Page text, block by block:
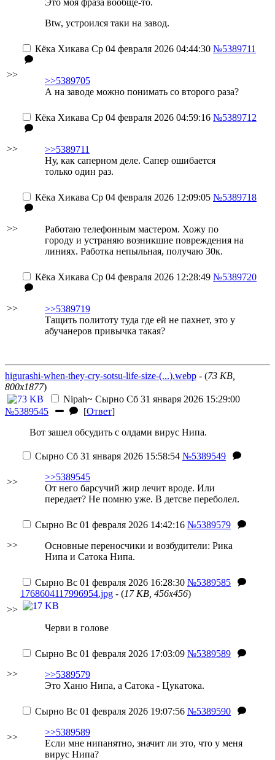
Это моя фраза вообще-то.
Btw, устроился таки на завод.
>>
Кёка Хикава Ср 04 февраля 2026 04:44:30 №5389711
>>5389705
А на заводе можно понимать со второго раза?
>>
Кёка Хикава Ср 04 февраля 2026 04:59:16 №5389712
>>5389711
Ну, как саперном деле. Сапер ошибается
только один раз.
>>
Кёка Хикава Ср 04 февраля 2026 12:09:05 №5389718
Работаю телефонным мастером. Хожу по
городу и устраняю возникшие повреждения на
линиях. Работка непыльная, получаю 30к.
>>
Кёка Хикава Ср 04 февраля 2026 12:28:49 №5389720
>>5389719
Тащить политоту туда где ей не пахнет, это у
абучанеров привычка такая?
higurashi-when-they-cry-sotsu-life-size-(...).webp - (73 KB,
800x1877)
Nipah~ Сырно Сб 31 января 2026 15:29:00
№5389545
[Ответ]
Вот зашел обсудить с олдами вирус Нипа.
>>
Сырно Сб 31 января 2026 15:58:54 №5389549
>>5389545
От него барсучий жир лечит вроде. Или
передает? Не помню уже. В детсве переболел.
>>
Сырно Вс 01 февраля 2026 14:42:16 №5389579
Основные переносчики и возбудители: Рика
Нипа и Сатока Нипа.
>>
Сырно Вс 01 февраля 2026 16:28:30 №5389585
1768604117996954.jpg - (17 KB, 456x456)
Черви в голове
>>
Сырно Вс 01 февраля 2026 17:03:09 №5389589
>>5389579
Это Ханю Нипа, а Сатока - Цукатока.
>>
Сырно Вс 01 февраля 2026 19:07:56 №5389590
>>5389589
Если мне нипанятно, значит ли это, что у меня
вирус Нипа?